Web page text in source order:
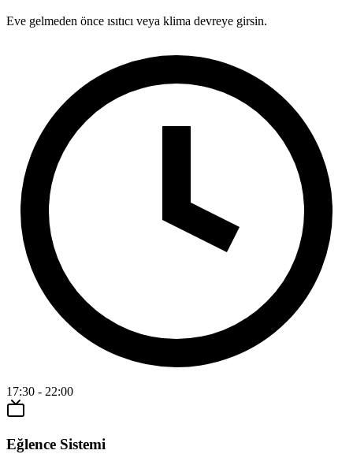
Eve gelmeden önce ısıtıcı veya klima devreye girsin.
17:30 - 22:00
Eğlence Sistemi